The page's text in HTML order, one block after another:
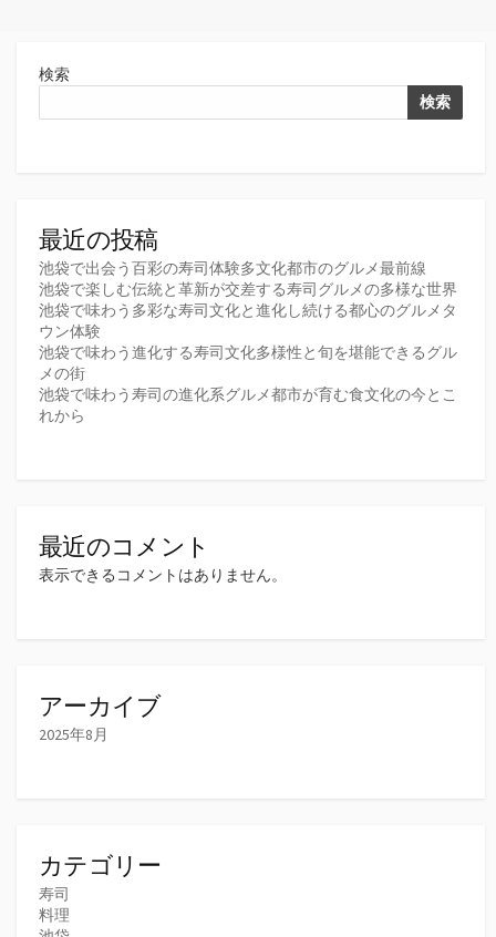
検索
検索
最近の投稿
池袋で出会う百彩の寿司体験多文化都市のグルメ最前線
池袋で楽しむ伝統と革新が交差する寿司グルメの多様な世界
池袋で味わう多彩な寿司文化と進化し続ける都心のグルメタ
ウン体験
池袋で味わう進化する寿司文化多様性と旬を堪能できるグル
メの街
池袋で味わう寿司の進化系グルメ都市が育む食文化の今とこ
れから
最近のコメント
表示できるコメントはありません。
アーカイブ
2025年8月
カテゴリー
寿司
料理